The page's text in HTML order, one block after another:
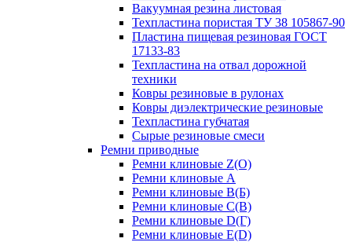
Вакуумная резина листовая
Техпластина пористая ТУ 38 105867-90
Пластина пищевая резиновая ГОСТ
17133-83
Техпластина на отвал дорожной
техники
Ковры резиновые в рулонах
Ковры диэлектрические резиновые
Техпластина губчатая
Сырые резиновые смеси
Ремни приводные
Ремни клиновые Z(О)
Ремни клиновые A
Ремни клиновые B(Б)
Ремни клиновые C(В)
Ремни клиновые D(Г)
Ремни клиновые Е(D)